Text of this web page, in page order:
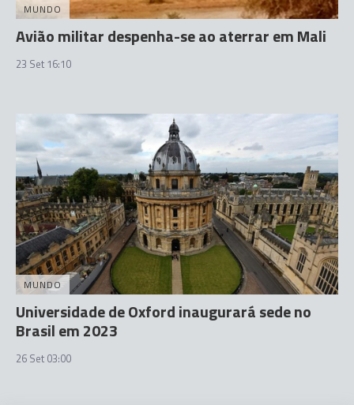
MUNDO
Avião militar despenha-se ao aterrar em Mali
23 Set 16:10
MUNDO
Universidade de Oxford inaugurará sede no
Brasil em 2023
26 Set 03:00